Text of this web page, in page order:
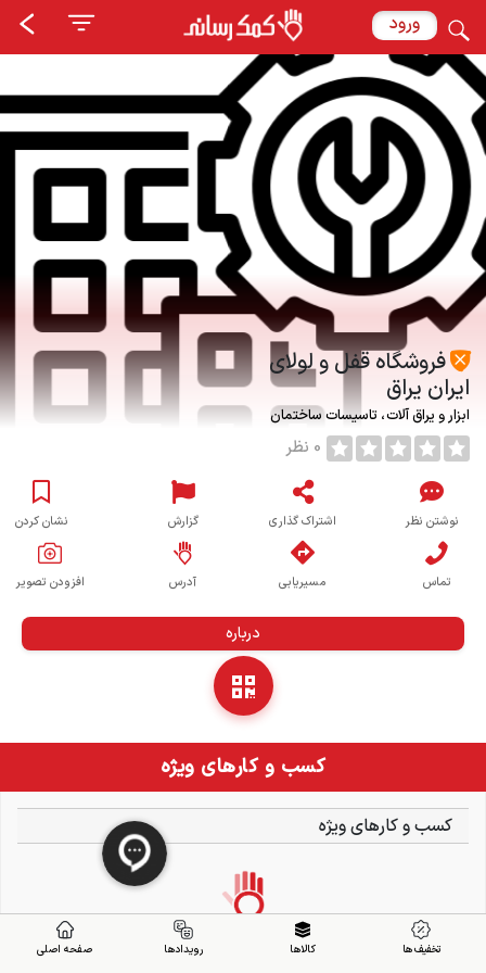
ورود
فروشگاه قفل و لولای
ایران یراق
ابزار و یراق آلات تاسیسات ساختمان
0 نظر
نوشتن نظر اشتراک گذاری گزارش نشان کردن
تماس مسیریابی آدرس افزودن تصویر
درباره
کسب و کارهای ویژه
کسب و کارهای ویژه
تخفیف ها کالاها رویدادها صفحه اصلی